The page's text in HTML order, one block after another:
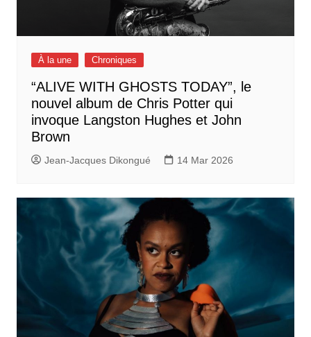
À la une Chroniques
“ALIVE WITH GHOSTS TODAY”, le
nouvel album de Chris Potter qui
invoque Langston Hughes et John
Brown
Jean-Jacques Dikongué 14 Mar 2026